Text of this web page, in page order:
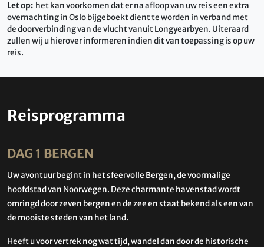
Let op: het kan voorkomen dat er na afloop van uw reis een extra
overnachting in Oslo bijgeboekt dient te worden in verband met
de doorverbinding van de vlucht vanuit Longyearbyen. Uiteraard
zullen wij u hierover informeren indien dit van toepassing is op uw
reis.
Reisprogramma
DAG 1 BERGEN
Uw avontuur begint in het sfeervolle Bergen, de voormalige
hoofdstad van Noorwegen. Deze charmante havenstad wordt
omringd door zeven bergen en de zee en staat bekend als een van
de mooiste steden van het land.
Heeft u voor vertrek nog wat tijd, wandel dan door de historische